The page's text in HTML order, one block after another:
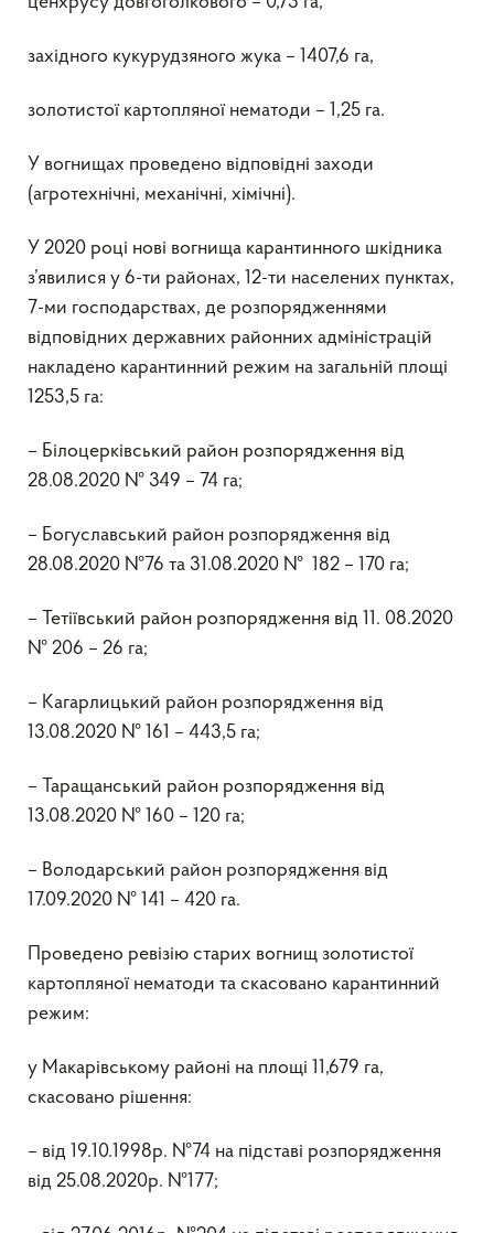
західного кукурудзяного жука – 1407,6 га,
золотистої картопляної нематоди – 1,25 га.
У вогнищах проведено відповідні заходи
(агротехнічні, механічні, хімічні).
У 2020 році нові вогнища карантинного шкідника
з’явилися у 6-ти районах, 12-ти населених пунктах,
7-ми господарствах, де розпорядженнями
відповідних державних районних адміністрацій
накладено карантинний режим на загальній площі
1253,5 га:
– Білоцерківський район розпорядження від
28.08.2020 № 349 – 74 га;
– Богуславський район розпорядження від
28.08.2020 №76 та 31.08.2020 № 182 – 170 га;
– Тетіївський район розпорядження від 11. 08.2020
№ 206 – 26 га;
– Кагарлицький район розпорядження від
13.08.2020 № 161 – 443,5 га;
– Таращанський район розпорядження від
13.08.2020 № 160 – 120 га;
– Володарський район розпорядження від
17.09.2020 № 141 – 420 га.
Проведено ревізію старих вогнищ золотистої
картопляної нематоди та скасовано карантинний
режим:
у Макарівському районі на площі 11,679 га,
скасовано рішення:
– від 19.10.1998р. №74 на підставі розпорядження
від 25.08.2020р. №177;